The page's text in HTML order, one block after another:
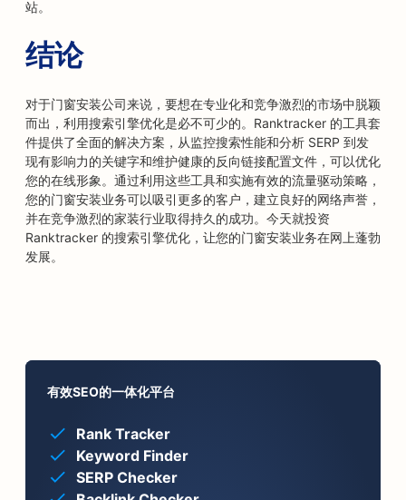
站。
结论
对于门窗安装公司来说，要想在专业化和竞争激烈的市场中脱颖
而出，利用搜索引擎优化是必不可少的。Ranktracker 的工具套
件提供了全面的解决方案，从监控搜索性能和分析 SERP 到发
现有影响力的关键字和维护健康的反向链接配置文件，可以优化
您的在线形象。通过利用这些工具和实施有效的流量驱动策略，
您的门窗安装业务可以吸引更多的客户，建立良好的网络声誉，
并在竞争激烈的家装行业取得持久的成功。今天就投资
Ranktracker 的搜索引擎优化，让您的门窗安装业务在网上蓬勃
发展。
有效SEO的一体化平台
Rank Tracker
Keyword Finder
SERP Checker